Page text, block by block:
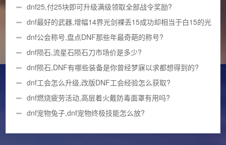
dnf25,付25块即可升级满级领取全部战令奖励?
dnf最好的武器,增幅14界光剑裸丢15成功却相当于白15的光
剑?dnf公会称号,盘点DNF那些年最奇葩的称号?
dnf陨石,流星石陨石刀市场价是多少?
dnf陨石,DNF有哪些装备是你曾经梦寐以求都想得到的?
dnf工会怎么升级,改版DNF工会经验怎么获取?
dnf燃烧疲劳活动,高层着火戴防毒面罩有用吗?
dnf宠物兔子,dnf宠物终极技能怎么放?